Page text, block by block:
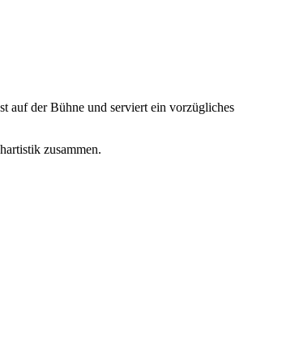
auf der Bühne und serviert ein vorzügliches
zusammen.